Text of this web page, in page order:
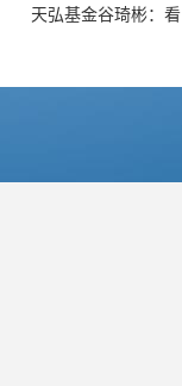
天弘基金谷琦彬：看